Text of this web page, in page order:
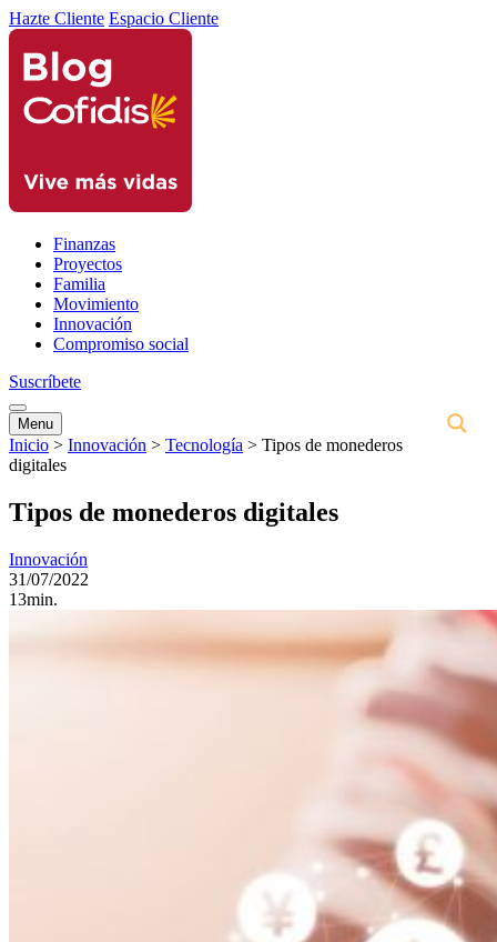
Hazte Cliente Espacio Cliente
Finanzas
Proyectos
Familia
Movimiento
Innovación
Compromiso social
Suscríbete
Menu
Inicio > Innovación > Tecnología > Tipos de monederos
digitales
Tipos de monederos digitales
Innovación
31/07/2022
13min.